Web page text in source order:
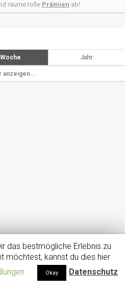
räume tolle Prämien ab!
Woche Jahr
anzeigen...
Dein Smartphone – Dein Tarif
für Kontoeröffnung geschenkt!
das bestmögliche Erlebnis zu
möchtest, kannst du dies hier
Okay Datenschutz